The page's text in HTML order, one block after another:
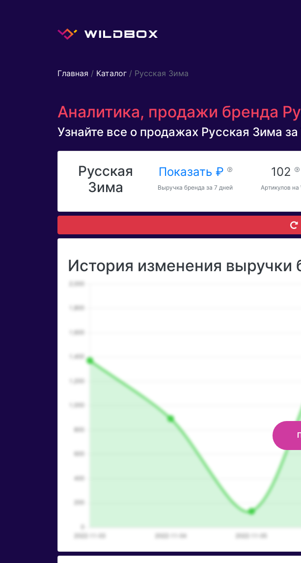
Главная / Каталог / Русская Зима
Аналитика, продажи бренда
Узнайте все о продажах Русская Зима
Русская
Зима
Показать ₽
Выручка бренда за 7 дней
102
Артикулов на
История изменения выручки